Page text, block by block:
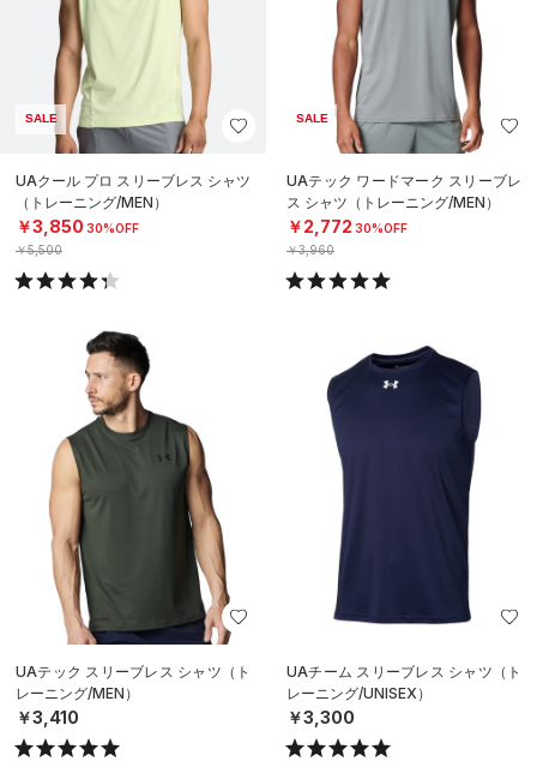
SALE
UAクール プロ スリーブレス シャツ
（トレーニング/MEN）
￥3,850 30%OFF
￥5,500
SALE
UAテック ワードマーク スリーブレ
ス シャツ（トレーニング/MEN）
￥2,772 30%OFF
￥3,960
UAテック スリーブレス シャツ（ト
レーニング/MEN）
￥3,410
UAチーム スリーブレス シャツ（ト
レーニング/UNISEX）
￥3,300